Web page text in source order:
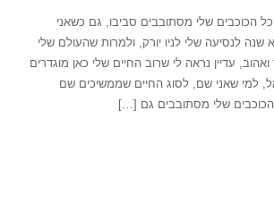
הכוכבים שלי מסתובבים סביבו, גם כשאני
לנסיעה שלי לניו יורק, ולמרות שהעולם שלי
עדיין נראה לי שרוב החיים שלי כאן מוגדרים
למי שאני שם, לסוג החיים שממשיכים שם
הכוכבים שלי מסתובבים גם […]